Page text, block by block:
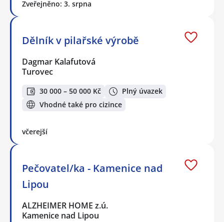
Zveřejněno: 3. srpna
Dělník v pilařské výrobě
Dagmar Kalafutová
Turovec
30 000 – 50 000 Kč
Plný úvazek
Vhodné také pro cizince
včerejší
Pečovatel/ka - Kamenice nad
Lipou
ALZHEIMER HOME z.ú.
Kamenice nad Lipou